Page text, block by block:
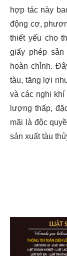
hợp tác này
động cơ,
thiết yếu cho
giấy phép sản
hoàn chỉnh.
tàu, tăng lợi
và các nghi khí
lượng thấp,
mãi là độc
sản xuất tàu